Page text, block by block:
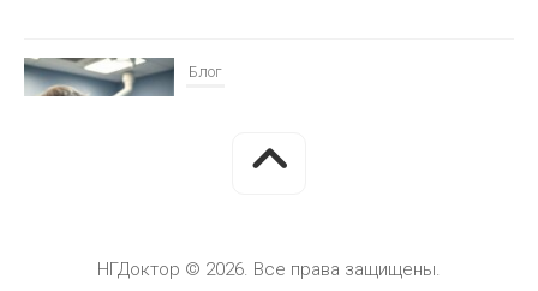
Блог
30 ИЮНЯ, 2026
НГДоктор © 2026. Все права защищены.